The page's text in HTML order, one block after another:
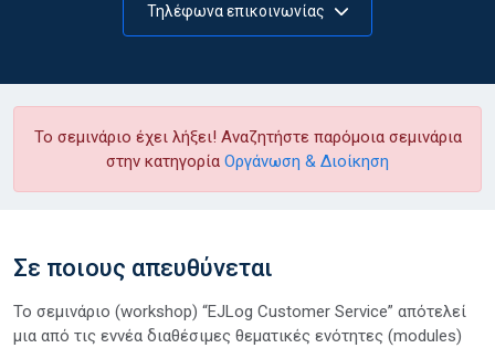
Τηλέφωνα επικοινωνίας
Το σεμινάριο έχει λήξει! Αναζητήστε παρόμοια σεμινάρια
στην κατηγορία Οργάνωση & Διοίκηση
Σε ποιους απευθύνεται
Το σεμινάριο (workshop) “EJLog Customer Service” απότελεί
μια από τις εννέα διαθέσιμες θεματικές ενότητες (modules)